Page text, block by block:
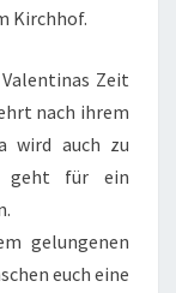
Kirchhof.
Zeit
nach ihrem
wird auch zu
geht für ein
gelungenen
euch eine